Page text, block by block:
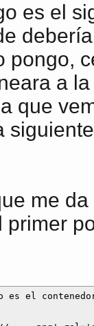
es el
pongo,
a
que
me
es el